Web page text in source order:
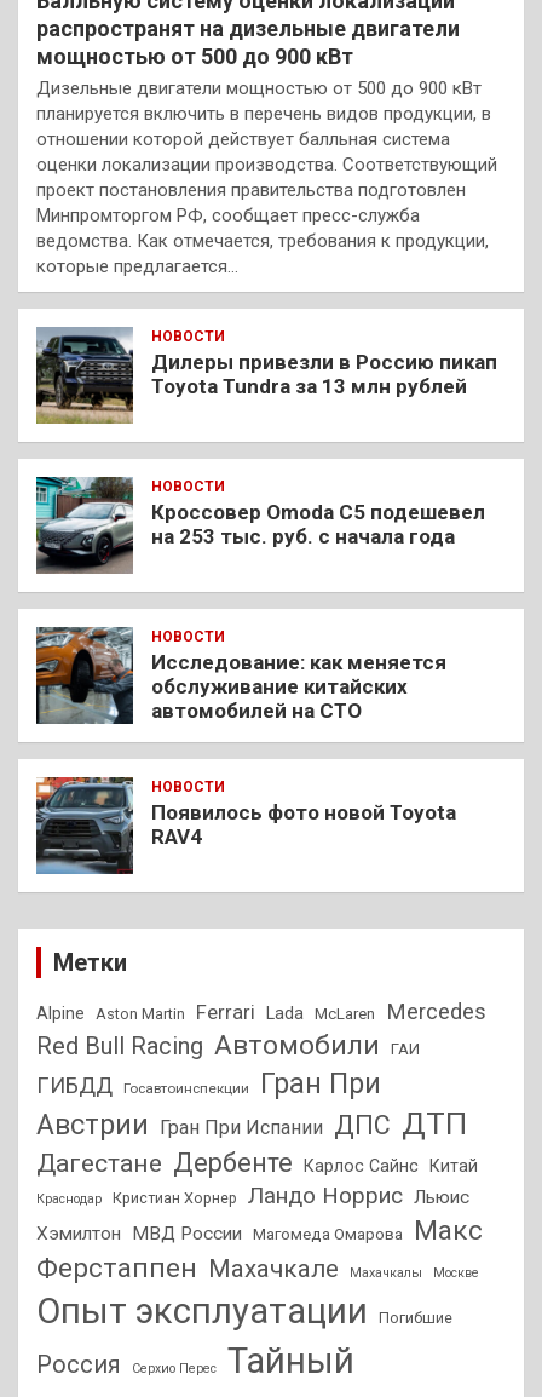
распространят на дизельные двигатели
мощностью от 500 до 900 кВт
Дизельные двигатели мощностью от 500 до 900 кВт
планируется включить в перечень видов продукции, в
отношении которой действует балльная система
оценки локализации производства. Соответствующий
проект постановления правительства подготовлен
Минпромторгом РФ, сообщает пресс-служба
ведомства. Как отмечается, требования к продукции,
которые предлагается…
НОВОСТИ
Дилеры привезли в Россию пикап
Toyota Tundra за 13 млн рублей
НОВОСТИ
Кроссовер Omoda C5 подешевел
на 253 тыс. руб. с начала года
НОВОСТИ
Исследование: как меняется
обслуживание китайских
автомобилей на СТО
НОВОСТИ
Появилось фото новой Toyota
RAV4
Метки
Alpine Aston Martin Ferrari Lada McLaren Mercedes
Red Bull Racing Автомобили ГАИ
ГИБДД Госавтоинспекции
Гран При
Австрии
Гран При Испании ДПС ДТП
Дагестане Дербенте Карлос Сайнс Китай
Краснодар Кристиан Хорнер Ландо Норрис Льюис
Хэмилтон
МВД России Магомеда Омарова
Макс
Ферстаппен Махачкале Махачкалы Москве
Опыт эксплуатации Погибшие
Россия Серхио Перес
Тайный